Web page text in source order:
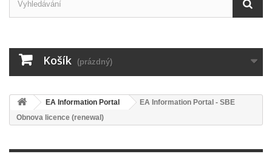
Košík (prázdný)
EA Information Portal
EA Information Portal - SBE
Obnova licence (renewal)